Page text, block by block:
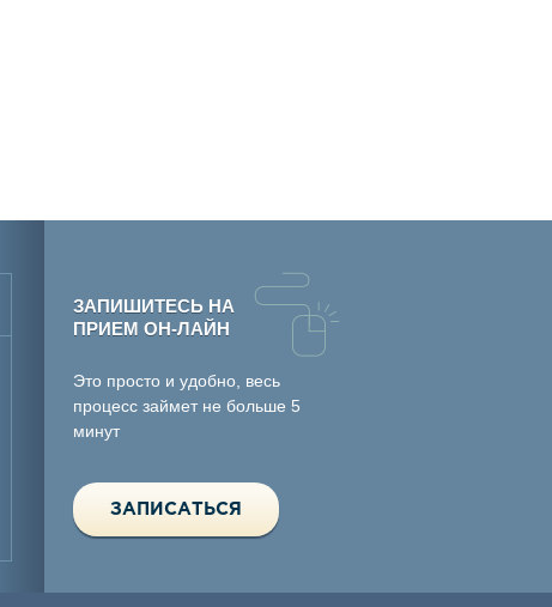
ЗАПИШИТЕСЬ НА
ПРИЕМ ОН-ЛАЙН
Это просто и удобно, весь
процесс займет не больше 5
минут
ЗАПИСАТЬСЯ